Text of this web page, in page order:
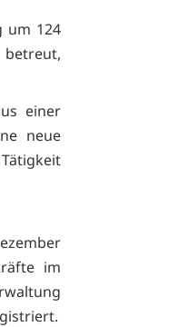
um 124
betreut,
einer
neue
im